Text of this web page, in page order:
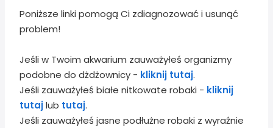
Poniższe linki pomogą Ci zdiagnozować i usunąć
problem!
Jeśli w Twoim akwarium zauważyłeś organizmy
podobne do dżdżownicy - kliknij tutaj.
Jeśli zauważyłeś białe nitkowate robaki - kliknij
tutajlub tutaj.
Jeśli zauważyłeś jasne podłużne robaki z wyraźnie